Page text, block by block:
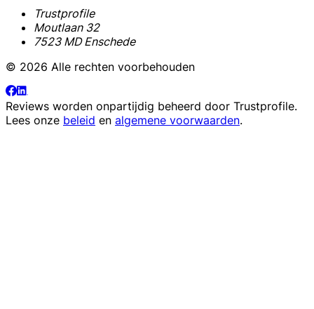
Trustprofile
Moutlaan 32
7523 MD Enschede
© 2026 Alle rechten voorbehouden
Reviews worden onpartijdig beheerd door Trustprofile.
Lees onze beleid en algemene voorwaarden.